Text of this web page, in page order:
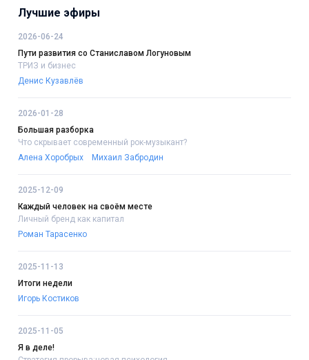
Лучшие эфиры
2026-06-24
Пути развития со Станиславом Логуновым
ТРИЗ и бизнес
Денис Кузавлёв
2026-01-28
Большая разборка
Что скрывает современный рок-музыкант?
Алена Хоробрых
Михаил Забродин
2025-12-09
Каждый человек на своём месте
Личный бренд как капитал
Роман Тарасенко
2025-11-13
Итоги недели
Игорь Костиков
2025-11-05
Я в деле!